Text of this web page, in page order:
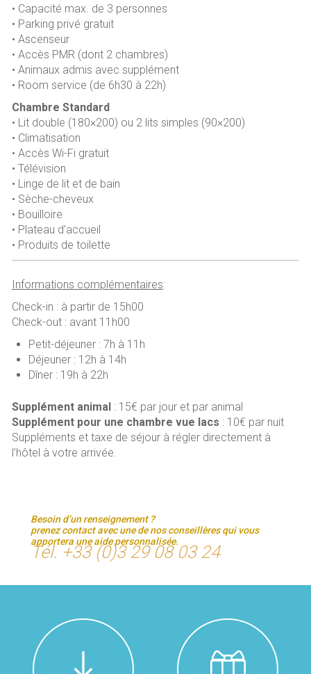
• Capacité max. de 3 personnes
• Parking privé gratuit
• Ascenseur
• Accès PMR (dont 2 chambres)
• Animaux admis avec supplément
• Room service (de 6h30 à 22h)
Chambre Standard
• Lit double (180×200) ou 2 lits simples (90×200)
• Climatisation
• Accès Wi-Fi gratuit
• Télévision
• Linge de lit et de bain
• Sèche-cheveux
• Bouilloire
• Plateau d’accueil
• Produits de toilette
Informations complémentaires:
Check-in : à partir de 15h00
Check-out : avant 11h00
Petit-déjeuner : 7h à 11h
Déjeuner : 12h à 14h
Dîner : 19h à 22h
Supplément animal : 15€ par jour et par animal
Supplément pour une chambre vue lacs : 10€ par nuit
Suppléments et taxe de séjour à régler directement à
l’hôtel à votre arrivée.
Besoin d’un renseignement ?
prenez contact avec une de nos conseillères qui vous
apportera une aide personnalisée.
Tél. +33 (0)3 29 08 03 24